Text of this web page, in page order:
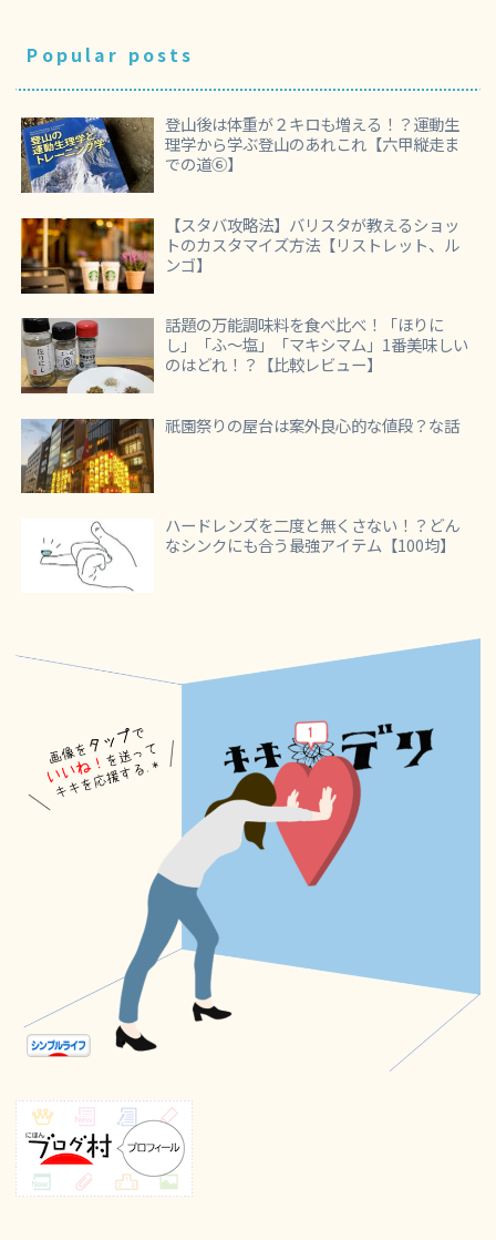
Popular posts
登山後は体重が２キロも増える！？運動生
理学から学ぶ登山のあれこれ【六甲縦走ま
での道⑥】
【スタバ攻略法】バリスタが教えるショッ
トのカスタマイズ方法【リストレット、ル
ンゴ】
話題の万能調味料を食べ比べ！「ほりに
し」「ふ～塩」「マキシマム」1番美味しい
のはどれ！？【比較レビュー】
祇園祭りの屋台は案外良心的な値段？な話
ハードレンズを二度と無くさない！？どん
なシンクにも合う最強アイテム【100均】